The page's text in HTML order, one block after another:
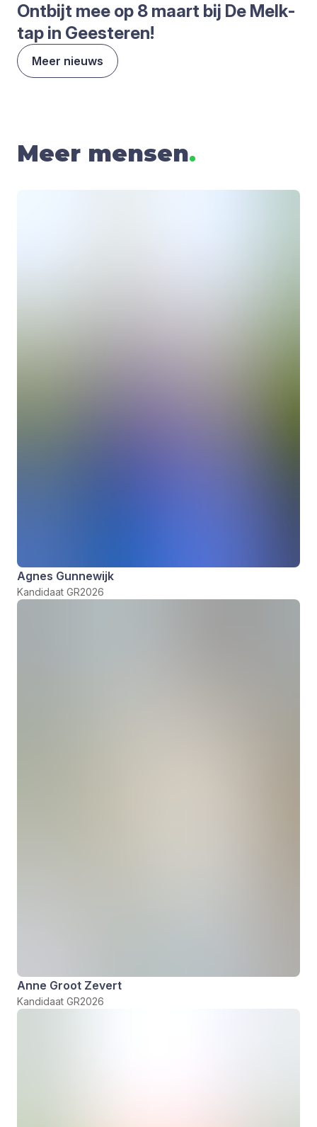
Ont­bijt mee op 8 maart bij De Melk­
tap in Gees­te­ren!
Meer nieuws
Meer mensen.
Agnes Gunnewijk
Kandidaat GR2026
Anne Groot Zevert
Kandidaat GR2026